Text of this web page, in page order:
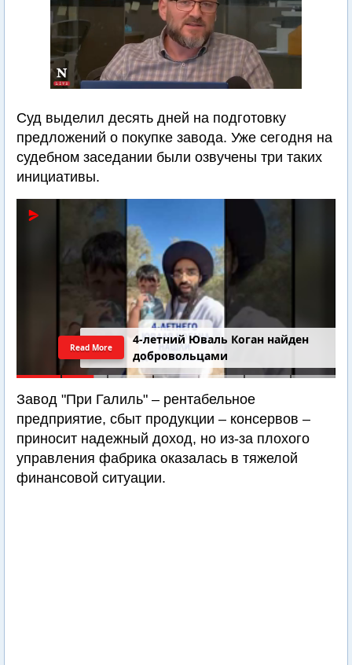
Суд выделил десять дней на подготовку
предложений о покупке завода. Уже сегодня на
судебном заседании были озвучены три таких
инициативы.
4-летний Юваль Коган найден
добровольцами
Read More
Завод "При Галиль" – рентабельное
предприятие, сбыт продукции – консервов –
приносит надежный доход, но из-за плохого
управления фабрика оказалась в тяжелой
финансовой ситуации.